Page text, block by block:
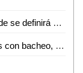
SLP queda "encorchetado"; alianza del Verde se definirá hasta el final: Héctor Serrano
Rehabilitarán Eje Chantol y caminos rurales con bacheo, limpieza y nueva infraestructura